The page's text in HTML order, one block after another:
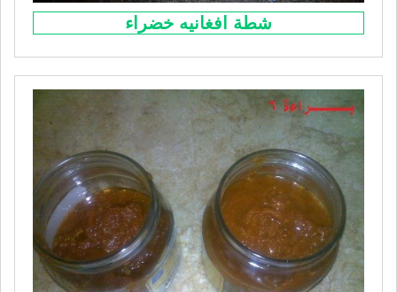
شطة افغانيه خضراء